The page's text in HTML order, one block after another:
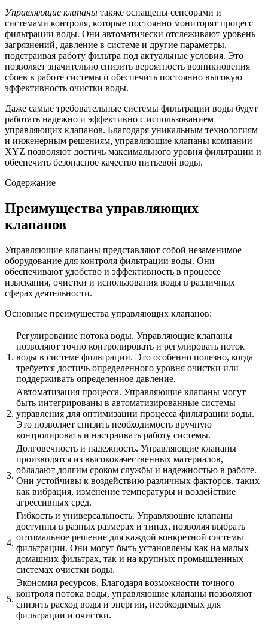
Управляющие клапаны также оснащены сенсорами и
системами контроля, которые постоянно мониторят процесс
фильтрации воды. Они автоматически отслеживают уровень
загрязнений, давление в системе и другие параметры,
подстраивая работу фильтра под актуальные условия. Это
позволяет значительно снизить вероятность возникновения
сбоев в работе системы и обеспечить постоянно высокую
эффективность очистки воды.
Даже самые требовательные системы фильтрации воды будут
работать надежно и эффективно с использованием
управляющих клапанов. Благодаря уникальным технологиям
и инженерным решениям, управляющие клапаны компании
XYZ позволяют достичь максимального уровня фильтрации и
обеспечить безопасное качество питьевой воды.
Содержание
Преимущества управляющих
клапанов
Управляющие клапаны представляют собой незаменимое
оборудование для контроля фильтрации воды. Они
обеспечивают удобство и эффективность в процессе
изыскания, очистки и использования воды в различных
сферах деятельности.
Основные преимущества управляющих клапанов:
1.
Регулирование потока воды. Управляющие клапаны
позволяют точно контролировать и регулировать поток
воды в системе фильтрации. Это особенно полезно, когда
требуется достичь определенного уровня очистки или
поддерживать определенное давление.
2.
Автоматизация процесса. Управляющие клапаны могут
быть интегрированы в автоматизированные системы
управления для оптимизации процесса фильтрации воды.
Это позволяет снизить необходимость вручную
контролировать и настраивать работу системы.
3.
Долговечность и надежность. Управляющие клапаны
производятся из высококачественных материалов,
обладают долгим сроком службы и надежностью в работе.
Они устойчивы к воздействию различных факторов, таких
как вибрация, изменение температуры и воздействие
агрессивных сред.
4.
Гибкость и универсальность. Управляющие клапаны
доступны в разных размерах и типах, позволяя выбрать
оптимальное решение для каждой конкретной системы
фильтрации. Они могут быть установлены как на малых
домашних фильтрах, так и на крупных промышленных
системах очистки воды.
5.
Экономия ресурсов. Благодаря возможности точного
контроля потока воды, управляющие клапаны позволяют
снизить расход воды и энергии, необходимых для
фильтрации и очистки.